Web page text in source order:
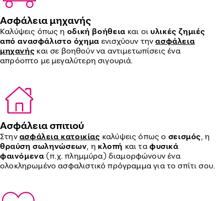
Ασφάλεια μηχανής
Καλύψεις όπως η οδική βοήθεια και οιυλικές ζημιές
από ανασφάλιστο όχημα ενισχύουν τηνασφάλεια
μηχανής και σε βοηθούν να αντιμετωπίσεις ένα
απρόοπτο με μεγαλύτερη σιγουριά.
Ασφάλεια σπιτιού
Στην ασφάλεια κατοικίας καλύψεις όπως ο σεισμός, η
θραύση σωληνώσεων, η κλοπή και τα φυσικά
φαινόμενα(π.χ. πλημμύρα) διαμορφώνουν ένα
ολοκληρωμένο ασφαλιστικό πρόγραμμα για το σπίτι σου.